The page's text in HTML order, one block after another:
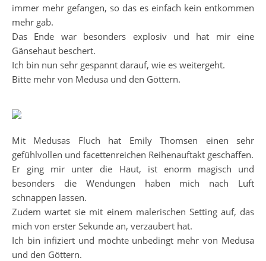
immer mehr gefangen, so das es einfach kein entkommen
mehr gab.
Das Ende war besonders explosiv und hat mir eine
Gänsehaut beschert.
Ich bin nun sehr gespannt darauf, wie es weitergeht.
Bitte mehr von Medusa und den Göttern.
Mit Medusas Fluch hat Emily Thomsen einen sehr
gefühlvollen und facettenreichen Reihenauftakt geschaffen.
Er ging mir unter die Haut, ist enorm magisch und
besonders die Wendungen haben mich nach Luft
schnappen lassen.
Zudem wartet sie mit einem malerischen Setting auf, das
mich von erster Sekunde an, verzaubert hat.
Ich bin infiziert und möchte unbedingt mehr von Medusa
und den Göttern.